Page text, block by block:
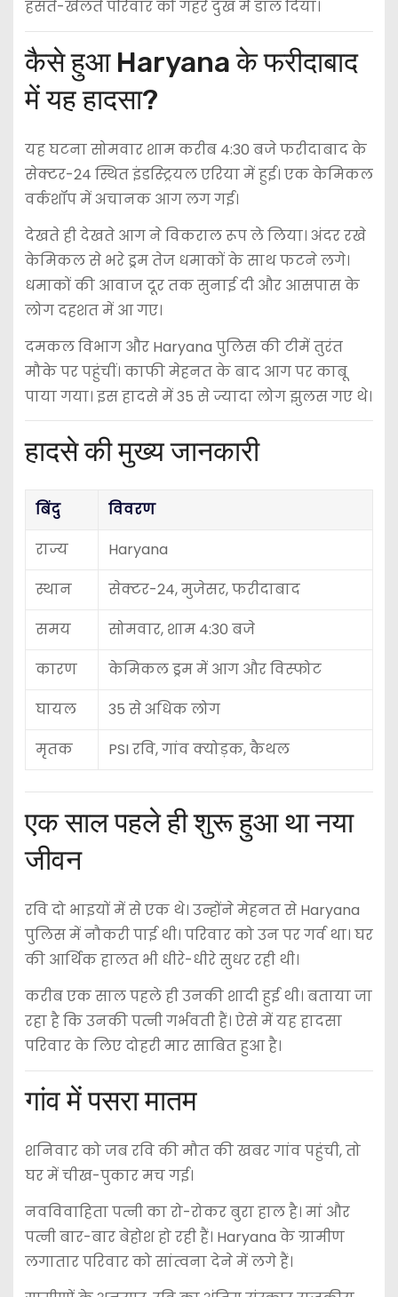
हंसते-खेलते परिवार को गहरे दुख में डाल दिया।
कैसे हुआ Haryana के फरीदाबाद
में यह हादसा?
यह घटना सोमवार शाम करीब 4:30 बजे फरीदाबाद के
सेक्टर-24 स्थित इंडस्ट्रियल एरिया में हुई। एक केमिकल
वर्कशॉप में अचानक आग लग गई।
देखते ही देखते आग ने विकराल रूप ले लिया। अंदर रखे
केमिकल से भरे ड्रम तेज धमाकों के साथ फटने लगे।
धमाकों की आवाज दूर तक सुनाई दी और आसपास के
लोग दहशत में आ गए।
दमकल विभाग और Haryana पुलिस की टीमें तुरंत
मौके पर पहुंचीं। काफी मेहनत के बाद आग पर काबू
पाया गया। इस हादसे में 35 से ज्यादा लोग झुलस गए थे।
हादसे की मुख्य जानकारी
बिंदु
विवरण
राज्य
Haryana
स्थान
सेक्टर-24, मुजेसर, फरीदाबाद
समय
सोमवार, शाम 4:30 बजे
कारण
केमिकल ड्रम में आग और विस्फोट
घायल
35 से अधिक लोग
मृतक
PSI रवि, गांव क्योड़क, कैथल
एक साल पहले ही शुरू हुआ था नया
जीवन
रवि दो भाइयों में से एक थे। उन्होंने मेहनत से Haryana
पुलिस में नौकरी पाई थी। परिवार को उन पर गर्व था। घर
की आर्थिक हालत भी धीरे-धीरे सुधर रही थी।
करीब एक साल पहले ही उनकी शादी हुई थी। बताया जा
रहा है कि उनकी पत्नी गर्भवती हैं। ऐसे में यह हादसा
परिवार के लिए दोहरी मार साबित हुआ है।
गांव में पसरा मातम
शनिवार को जब रवि की मौत की खबर गांव पहुंची, तो
घर में चीख-पुकार मच गई।
नवविवाहिता पत्नी का रो-रोकर बुरा हाल है। मां और
पत्नी बार-बार बेहोश हो रही हैं। Haryana के ग्रामीण
लगातार परिवार को सांत्वना देने में लगे हैं।